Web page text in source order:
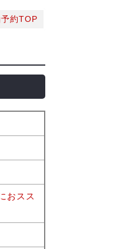
約TOP
おスス